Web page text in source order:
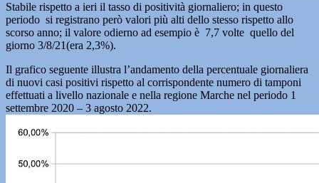
Stabile rispetto a ieri il tasso di positività giornaliero; in questo
periodo si registrano però valori più alti dello stesso rispetto allo
scorso anno; il valore odierno ad esempio è 7,7 volte quello del
giorno 3/8/21(era 2,3%).
Il grafico seguente illustra l’andamento della percentuale giornaliera
di nuovi casi positivi rispetto al corrispondente numero di tamponi
effettuati a livello nazionale e nella regione Marche nel periodo 1
settembre 2020 – 3 agosto 2022.